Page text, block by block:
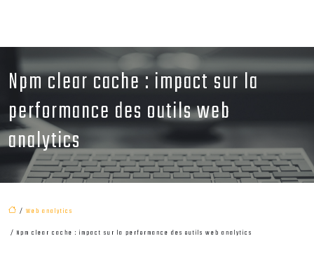
Npm clear cache : impact sur la
performance des outils web
analytics
/ Web analytics
/ Npm clear cache : impact sur la performance des outils web analytics